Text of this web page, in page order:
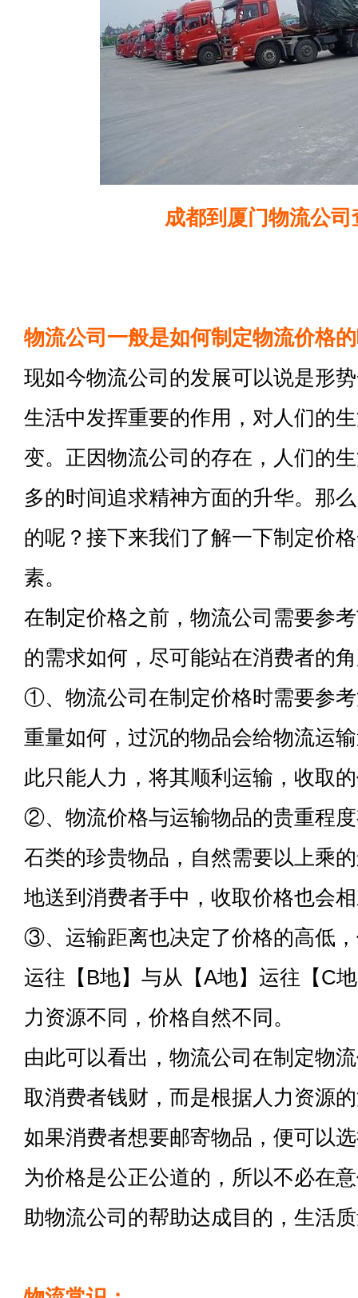
成都到厦门物流公司
物流公司一般是如何制定物流价格
现如今物流公司的发展可以说是形
生活中发挥重要的作用，对人们的
变。正因物流公司的存在，人们的
多的时间追求精神方面的升华。那
的呢？接下来我们了解一下制定价
素。
在制定价格之前，物流公司需要参
的需求如何，尽可能站在消费者的
①、物流公司在制定价格时需要参
重量如何，过沉的物品会给物流运
此只能人力，将其顺利运输，收取
②、物流价格与运输物品的贵重程
石类的珍贵物品，自然需要以上乘
地送到消费者手中，收取价格也会
③、运输距离也决定了价格的高低
运往【B地】与从【A地】运往【C
力资源不同，价格自然不同。
由此可以看出，物流公司在制定物
取消费者钱财，而是根据人力资源
如果消费者想要邮寄物品，便可以
为价格是公正公道的，所以不必在
助物流公司的帮助达成目的，生活